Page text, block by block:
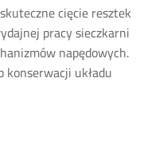
cięcie resztek
pracy sieczkarni
napędowych.
układu